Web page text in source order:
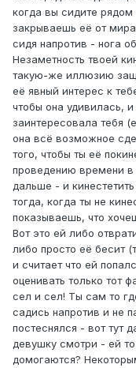
когда вы сидите
закрываешь её от
сидя напротив - нога
Незаметность твоей
такую-же иллюзию
её явный интерес к
чтобы она удивилась,
заинтересовала тебя
она всё возможное
того, чтобы ты её
проведению времени в
дальше - и
тогда, когда ты не
показываешь, что
Вот это ей либо
либо просто её бесит
и считает что ей
оценивать только тот
сел и сел! Ты сам то
садись напротив и не
постеснялся - вот тут
девушку смотри - ей
домогаются?